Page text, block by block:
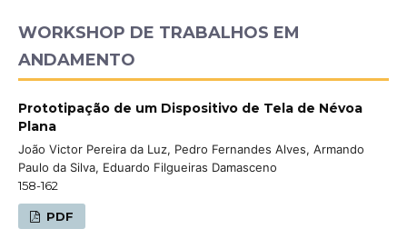
WORKSHOP DE TRABALHOS EM
ANDAMENTO
Prototipação de um Dispositivo de Tela de Névoa
Plana
João Victor Pereira da Luz, Pedro Fernandes Alves, Armando
Paulo da Silva, Eduardo Filgueiras Damasceno
158-162
PDF